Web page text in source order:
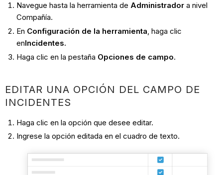
Navegue hasta la herramienta de Administradora nivel
Compañía.
En Configuración de la herramienta, haga clic
enIncidentes.
Haga clic en la pestaña Opciones de campo.
EDITAR UNA OPCIÓN DEL CAMPO DE
INCIDENTES
Haga clic en la opción que desee editar.
Ingrese la opción editada en el cuadro de texto.